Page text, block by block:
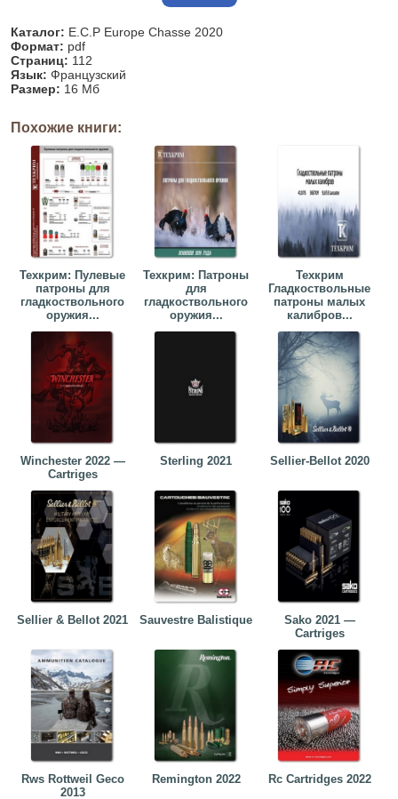
Каталог: E.C.P Europe Chasse 2020
Формат: pdf
Страниц: 112
Язык: Французский
Размер: 16 Мб
Похожие книги:
Техкрим: Пулевые
патроны для
гладкоствольного
оружия...
Техкрим: Патроны
для
гладкоствольного
оружия...
Техкрим
Гладкоствольные
патроны малых
калибров...
Winchester 2022 —
Cartriges
Sterling 2021 Sellier-Bellot 2020
Sellier & Bellot 2021 Sauvestre Balistique
Sako 2021 —
Cartriges
Rws Rottweil Geco
2013
Remington 2022 Rc Cartridges 2022